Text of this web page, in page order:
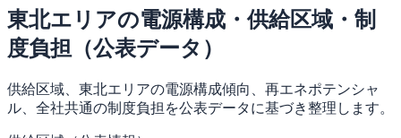
東北エリアの電源構成・供給区域・制
度負担（公表データ）
供給区域、東北エリアの電源構成傾向、再エネポテンシャ
ル、全社共通の制度負担を公表データに基づき整理します。